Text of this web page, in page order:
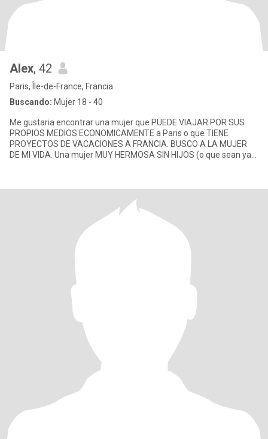
Alex, 42
Paris, Île-de-France, Francia
Buscando: Mujer 18 - 40
Me gustaria encontrar una mujer que PUEDE VIAJAR POR SUS
PROPIOS MEDIOS ECONOMICAMENTE a Paris o que TIENE
PROYECTOS DE VACACIONES A FRANCIA. BUSCO A LA MUJER
DE MI VIDA. Una mujer MUY HERMOSA SIN HIJOS (o que sean ya